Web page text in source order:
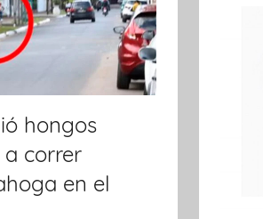
hongos
a correr
en el